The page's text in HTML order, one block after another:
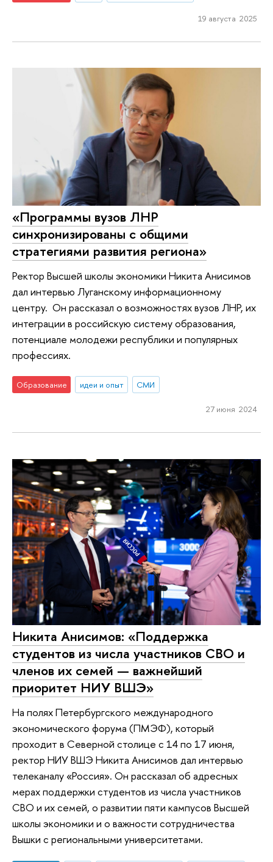
19 августа 2025
«Программы вузов ЛНР
синхронизированы с общими
стратегиями развития региона»
Ректор Высшей школы экономики Никита Анисимов
дал интервью Луганскому информационному
центру. Он рассказал о возможностях вузов ЛНР, их
интеграции в российскую систему образования,
потенциале молодежи республики и популярных
профессиях.
Образование идеи и опыт СМИ
27 июня 2024
Никита Анисимов: «Поддержка
студентов из числа участников СВО и
членов их семей — важнейший
приоритет НИУ ВШЭ»
На полях Петербургского международного
экономического форума (ПМЭФ), который
проходит в Северной столице с 14 по 17 июня,
ректор НИУ ВШЭ Никита Анисимов дал интервью
телеканалу «Россия». Он рассказал об адресных
мерах поддержки студентов из числа участников
СВО и их семей, о развитии пяти кампусов Высшей
школы экономики и о важности сотрудничества
Вышки с региональными университетами.